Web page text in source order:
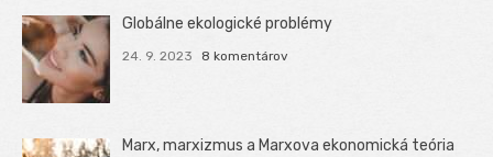
Globálne ekologické problémy
24. 9. 2023 8 komentárov
Marx, marxizmus a Marxova ekonomická teória